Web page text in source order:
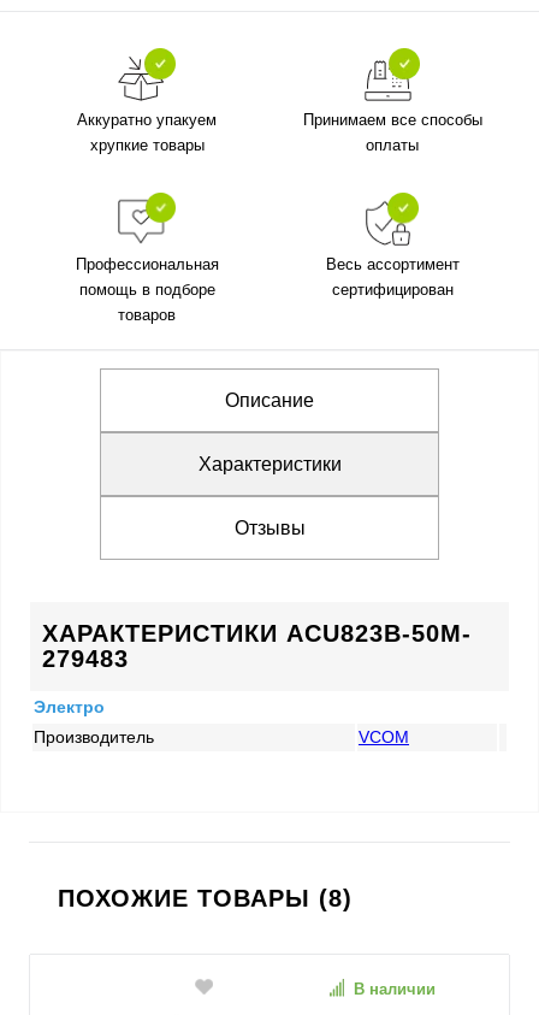
Аккуратно упакуем
хрупкие товары
Принимаем все способы
оплаты
Профессиональная
помощь в подборе
товаров
Весь ассортимент
сертифицирован
Описание
Характеристики
Отзывы
ХАРАКТЕРИСТИКИ ACU823B-50M-
279483
Электро
Производитель
VCOM
ПОХОЖИЕ ТОВАРЫ (8)
В наличии